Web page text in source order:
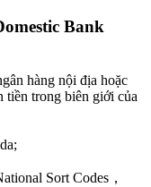
Bank
hàng nội địa hoặc
tiền trong biên giới của
Sort Codes，